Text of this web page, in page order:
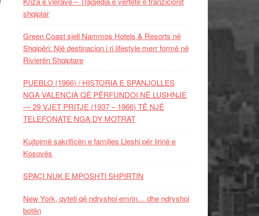
shqiptar
Green Coast sjell Nammos Hotels & Resorts në
Shqipëri: Një destinacion i ri lifestyle merr formë në
Rivierën Shqiptare
PUEBLO (1966) / HISTORIA E SPANJOLLES
NGA VALENCIA QË PËRFUNDOI NË LUSHNJE
— 29 VJET PRITJE (1937 – 1966) TË NJË
TELEFONATE NGA DY MOTRAT
Kujtojmë sakrificën e familjes Lleshi për lirinë e
Kosovës
SPAÇI NUK E MPOSHTI SHPIRTIN
New York, qyteti që ndryshoi emrin… dhe ndryshoi
botën